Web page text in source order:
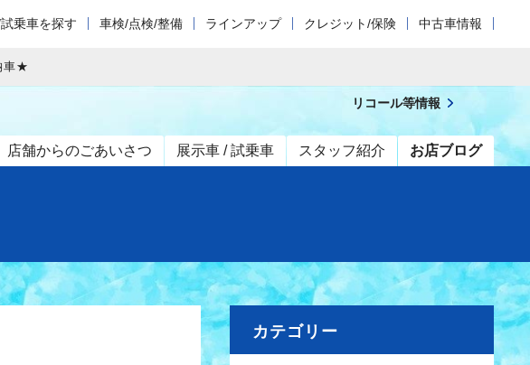
乗車を探す 車検/点検/整備 ラインアップ クレジット/保険 中古車情報
車★
店舗からのごあいさつ 展示車 / 試乗車 スタッフ紹介 お店ブログ
リコール等情報
カテゴリー